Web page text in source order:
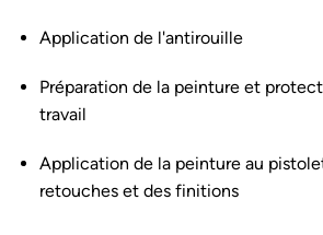
Application de l'antirouille
Préparation de la peinture et
travail
Application de la peinture au
retouches et des finitions